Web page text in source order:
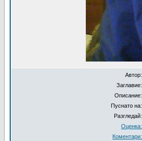
Автор:
Заглавие:
Описание:
Пуснато на:
Разгледай:
Оценка:
Коментари: